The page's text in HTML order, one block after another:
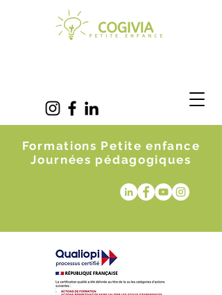
Formations Petite enfance
Journées pédagogiques